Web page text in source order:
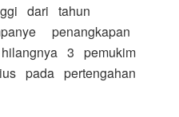
dari tahun
penangkapan
3 pemukim
pada pertengahan